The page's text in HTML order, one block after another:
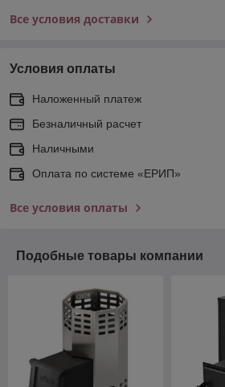
Все условия доставки
Условия оплаты
Наложенный платеж
Безналичный расчет
Наличными
Оплата по системе «ЕРИП»
Все условия оплаты
Подобные товары компании